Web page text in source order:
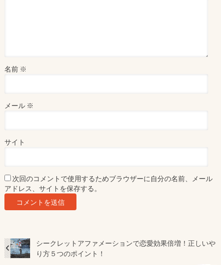
名前 ※
メール ※
サイト
次回のコメントで使用するためブラウザーに自分の名前、メール
アドレス、サイトを保存する。
シークレットアファメーションで恋愛効果倍増！正しいや
り方５つのポイント！